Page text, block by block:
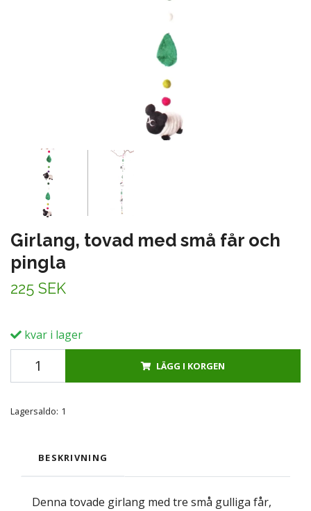
Girlang, tovad med små får och
pingla
225 SEK
kvar i lager
LÄGG I KORGEN
Lagersaldo: 1
BESKRIVNING
Denna tovade girlang med tre små gulliga får,